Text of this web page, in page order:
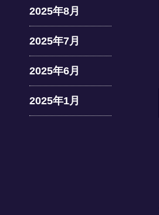
2025年8月
2025年7月
2025年6月
2025年1月